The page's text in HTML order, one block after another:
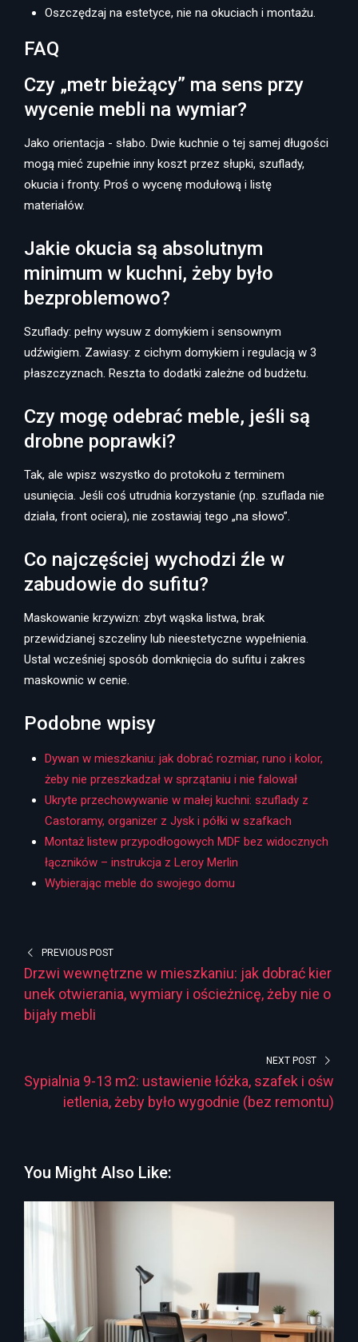
Oszczędzaj na estetyce, nie na okuciach i montażu.
FAQ
Czy „metr bieżący” ma sens przy
wycenie mebli na wymiar?
Jako orientacja - słabo. Dwie kuchnie o tej samej długości
mogą mieć zupełnie inny koszt przez słupki, szuflady,
okucia i fronty. Proś o wycenę modułową i listę
materiałów.
Jakie okucia są absolutnym
minimum w kuchni, żeby było
bezproblemowo?
Szuflady: pełny wysuw z domykiem i sensownym
udźwigiem. Zawiasy: z cichym domykiem i regulacją w 3
płaszczyznach. Reszta to dodatki zależne od budżetu.
Czy mogę odebrać meble, jeśli są
drobne poprawki?
Tak, ale wpisz wszystko do protokołu z terminem
usunięcia. Jeśli coś utrudnia korzystanie (np. szuflada nie
działa, front ociera), nie zostawiaj tego „na słowo”.
Co najczęściej wychodzi źle w
zabudowie do sufitu?
Maskowanie krzywizn: zbyt wąska listwa, brak
przewidzianej szczeliny lub nieestetyczne wypełnienia.
Ustal wcześniej sposób domknięcia do sufitu i zakres
maskownic w cenie.
Podobne wpisy
Dywan w mieszkaniu: jak dobrać rozmiar, runo i kolor,
żeby nie przeszkadzał w sprzątaniu i nie falował
Ukryte przechowywanie w małej kuchni: szuflady z
Castoramy, organizer z Jysk i półki w szafkach
Montaż listew przypodłogowych MDF bez widocznych
łączników – instrukcja z Leroy Merlin
Wybierając meble do swojego domu
PREVIOUS POST
Drzwi wewnętrzne w mieszkaniu: jak dobrać kier
unek otwierania, wymiary i ościeżnicę, żeby nie o
bijały mebli
NEXT POST
Sypialnia 9-13 m2: ustawienie łóżka, szafek i ośw
ietlenia, żeby było wygodnie (bez remontu)
You Might Also Like: